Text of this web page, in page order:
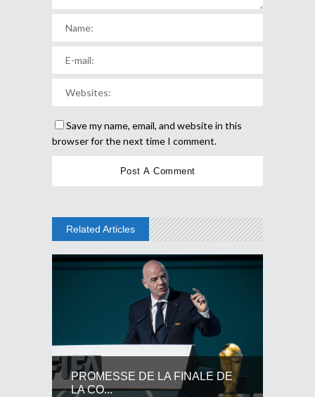
Save my name, email, and website in this
browser for the next time I comment.
Related Articles
PROMESSE DE LA FINALE DE
LA CO...